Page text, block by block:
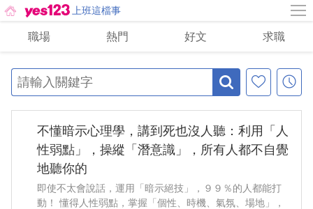
上班這檔事
職場 熱門 好文 求職
不懂暗示心理學，講到死也沒人聽：利用「人
性弱點」，操縱「潛意識」，所有人都不自覺
地聽你的
即使不太會說話，運用「暗示絕技」，９９％的人都能打
動！ 懂得人性弱點，掌握「個性、時機、氣氛、場地」，